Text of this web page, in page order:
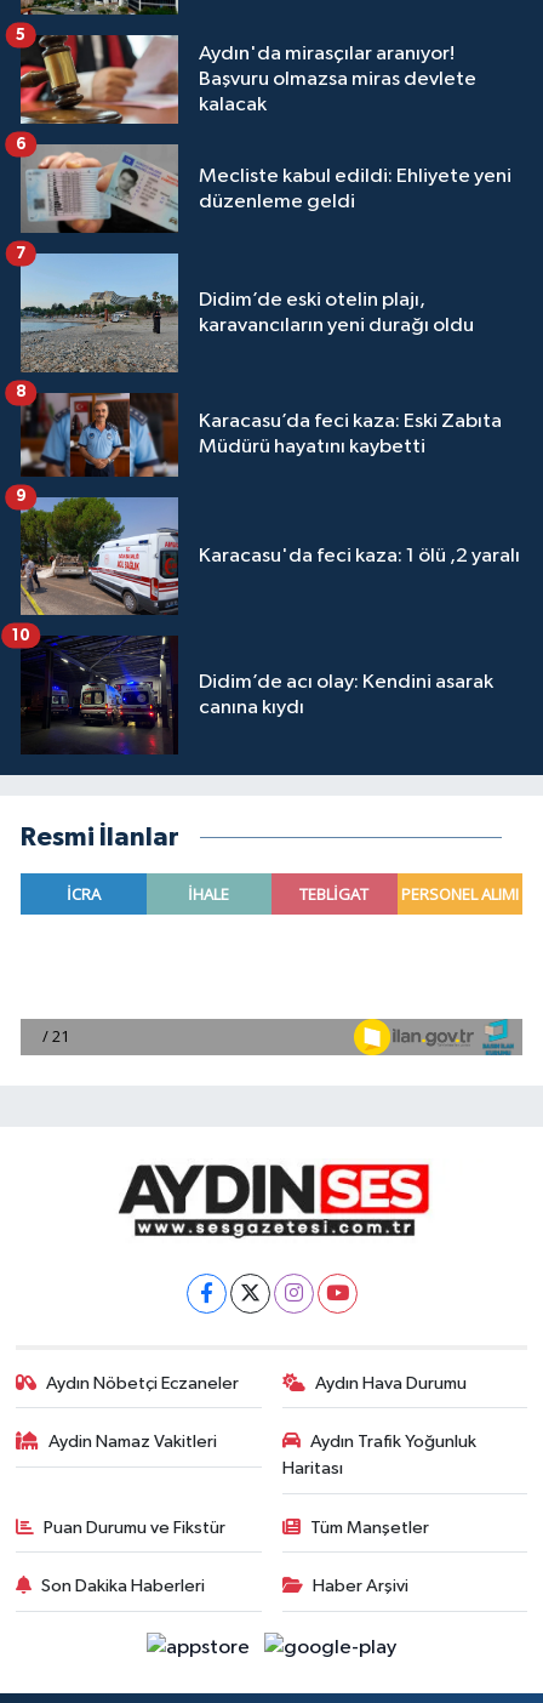
Aydın'da mirasçılar aranıyor!
Başvuru olmazsa miras devlete
kalacak
5
Mecliste kabul edildi: Ehliyete yeni
düzenleme geldi
6
Didim’de eski otelin plajı,
karavancıların yeni durağı oldu
7
Karacasu’da feci kaza: Eski Zabıta
Müdürü hayatını kaybetti
8
Karacasu'da feci kaza: 1 ölü ,2 yaralı
9
Didim’de acı olay: Kendini asarak
canına kıydı
10
Resmi İlanlar
Aydın Nöbetçi Eczaneler Aydın Hava Durumu
Aydin Namaz Vakitleri
Aydın Trafik Yoğunluk
Haritası
Puan Durumu ve Fikstür Tüm Manşetler
Son Dakika Haberleri Haber Arşivi